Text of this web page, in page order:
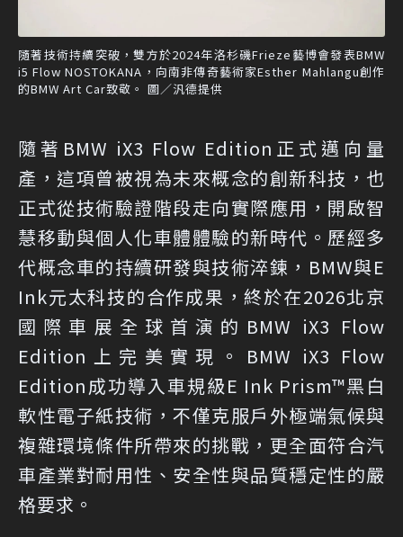
隨著技術持續突破，雙方於2024年洛杉磯Frieze藝博會發表BMW
i5 Flow NOSTOKANA，向南非傳奇藝術家Esther Mahlangu創作
的BMW Art Car致敬。 圖／汎德提供
隨著BMW iX3 Flow Edition正式邁向量
產，這項曾被視為未來概念的創新科技，也
正式從技術驗證階段走向實際應用，開啟智
慧移動與個人化車體體驗的新時代。歷經多
代概念車的持續研發與技術淬鍊，BMW與E
Ink元太科技的合作成果，終於在2026北京
國際車展全球首演的BMW iX3 Flow
Edition上完美實現。BMW iX3 Flow
Edition成功導入車規級E Ink Prism™黑白
軟性電子紙技術，不僅克服戶外極端氣候與
複雜環境條件所帶來的挑戰，更全面符合汽
車產業對耐用性、安全性與品質穩定性的嚴
格要求。